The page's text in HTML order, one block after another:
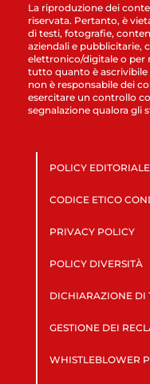
La riproduzione dei
riservata. Pertanto, è
di testi, fotografie,
aziendali e pubblicitarie,
elettronico/digitale o per
tutto quanto è ascrivibile
non è responsabile dei
esercitare un controllo
segnalazione qualora gli
POLICY EDITORIALE
CODICE ETICO
PRIVACY POLICY
POLICY DIVERSITÀ
DICHIARAZIONE DI
GESTIONE DEI
WHISTLEBLOWER